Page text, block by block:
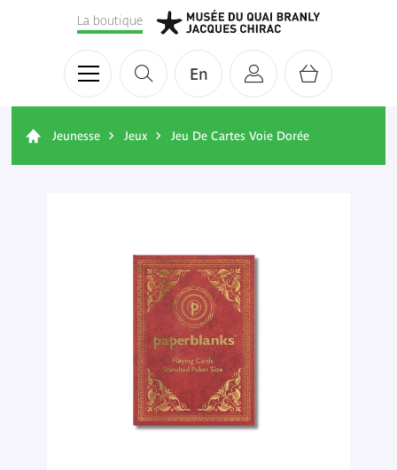
En
La boutique
Jeunesse Jeux Jeu De Cartes Voie Dorée